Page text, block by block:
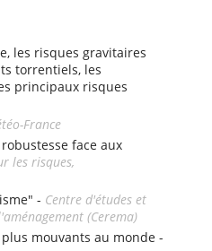
les risques gravitaires
torrentiels, les
principaux risques
France
face aux
les risques,
- Centre d'études et
(Cerema)
mouvants au monde -